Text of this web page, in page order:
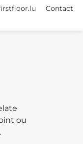
Contact
ou